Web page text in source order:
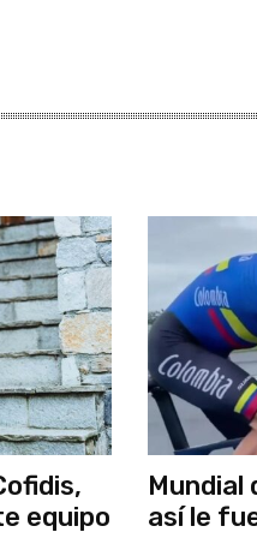
equipo
Mundial
así le